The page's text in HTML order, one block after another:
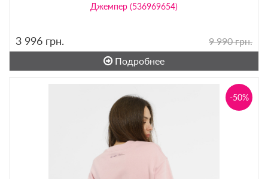
Джемпер (536969654)
3 996 грн.
9 990 грн.
Подробнее
-50%